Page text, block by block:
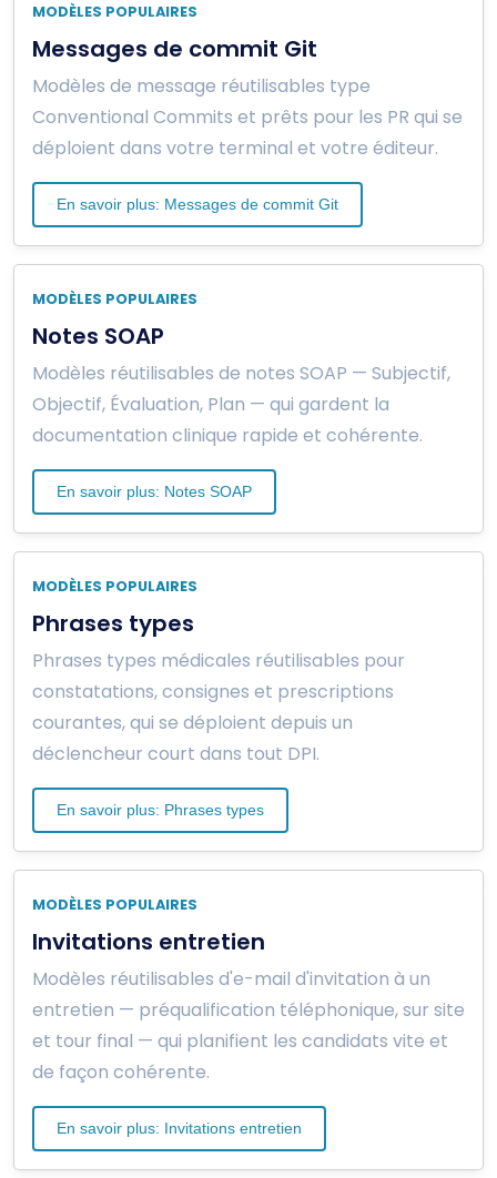
MODÈLES POPULAIRES
Messages de commit Git
Modèles de message réutilisables type
Conventional Commits et prêts pour les PR qui se
déploient dans votre terminal et votre éditeur.
En savoir plus: Messages de commit Git
MODÈLES POPULAIRES
Notes SOAP
Modèles réutilisables de notes SOAP — Subjectif,
Objectif, Évaluation, Plan — qui gardent la
documentation clinique rapide et cohérente.
En savoir plus: Notes SOAP
MODÈLES POPULAIRES
Phrases types
Phrases types médicales réutilisables pour
constatations, consignes et prescriptions
courantes, qui se déploient depuis un
déclencheur court dans tout DPI.
En savoir plus: Phrases types
MODÈLES POPULAIRES
Invitations entretien
Modèles réutilisables d'e-mail d'invitation à un
entretien — préqualification téléphonique, sur site
et tour final — qui planifient les candidats vite et
de façon cohérente.
En savoir plus: Invitations entretien